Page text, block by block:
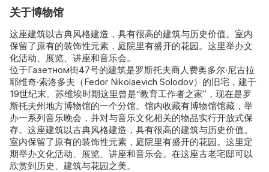
关于博物馆
这座建筑以古典风格建造，具有很高的建筑与历史价值。室内
保留了原有的装饰性元素，庭院里有盛开的花园。这里举办文
化活动、展览、讲座和音乐会。
位于Газетном街47号的建筑是罗斯托夫商人费奥多尔·尼古拉
耶维奇·索洛多夫（Fedor Nikolaevich Solodov）的旧宅，建于
19世纪末。苏维埃时期这里曾是“教育工作者之家”，现在是罗
斯托夫州地方博物馆的一个分馆。馆内收藏有博物馆馆藏，举
办一系列音乐晚会，并对与音乐文化相关的物品实行开放式保
存。这座建筑以古典风格建造，具有很高的建筑与历史价值。
室内保留了原有的装饰性元素，庭院里有盛开的花园。这里定
期举办文化活动、展览、讲座和音乐会。在这座古老宅邸可以
欣赏到历史、建筑与花园之美。